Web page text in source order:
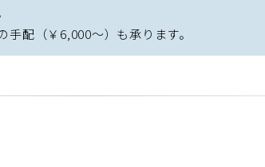
配（￥6,000～）も承ります。